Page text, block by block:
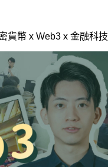
貨幣 x Web3 x 金融科技